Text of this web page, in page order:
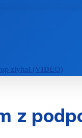
zlyhal (VIDEO)
z